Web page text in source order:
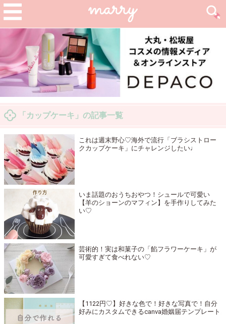
「カップケーキ」の記事一覧
これは週末野心♡海外で流行「ブラシストロー
クカップケーキ」にチャレンジしたい♩
いま話題のおうちおやつ！シュールで可愛い
【羊のショーンのマフィン】を手作りしてみた
い♡
芸術的！実は和菓子の「餡フラワーケーキ」が
可愛すぎて食べれない♡
【1122円♡】好きな色で！好きな写真で！自分
好みにカスタムできるcanva婚姻届テンプレート